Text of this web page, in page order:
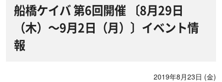
船橋ケイバ 第6回開催 〔8月29日
（木）～9月2日（月）〕イベント情
報
2019年8月23日 (金)